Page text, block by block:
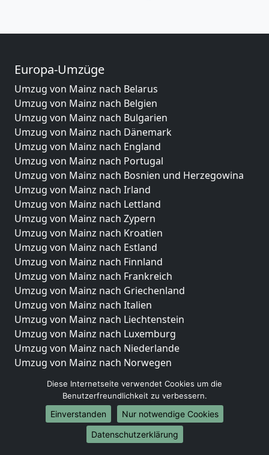
Europa-Umzüge
Umzug von Mainz nach Belarus
Umzug von Mainz nach Belgien
Umzug von Mainz nach Bulgarien
Umzug von Mainz nach Dänemark
Umzug von Mainz nach England
Umzug von Mainz nach Portugal
Umzug von Mainz nach Bosnien und Herzegowina
Umzug von Mainz nach Irland
Umzug von Mainz nach Lettland
Umzug von Mainz nach Zypern
Umzug von Mainz nach Kroatien
Umzug von Mainz nach Estland
Umzug von Mainz nach Finnland
Umzug von Mainz nach Frankreich
Umzug von Mainz nach Griechenland
Umzug von Mainz nach Italien
Umzug von Mainz nach Liechtenstein
Umzug von Mainz nach Luxemburg
Umzug von Mainz nach Niederlande
Umzug von Mainz nach Norwegen
Umzüge-Deutschlandweit
Umzug von Mainz nach Berlin
Umzug von Mainz nach Hamburg
Umzug von Mainz nach München
Diese Internetseite verwendet Cookies um die
Benutzerfreundlichkeit zu verbessern.
Einverstanden
Nur notwendige Cookies
Datenschutzerklärung